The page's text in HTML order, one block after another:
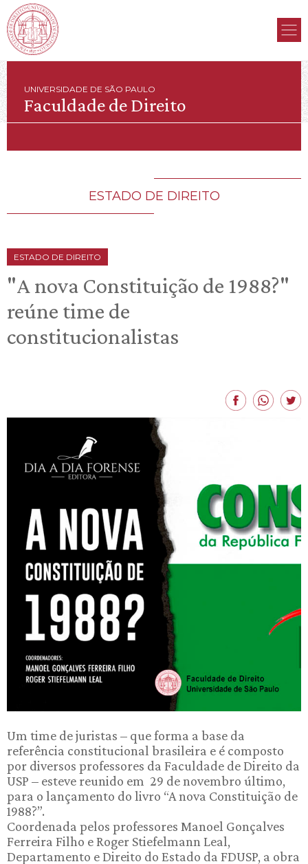
UNIVERSIDADE DE SÃO PAULO
Faculdade de Direito
ESTADO DE DIREITO
ESTADO DE DIREITO
"A nova Constituição de 1988?"
reúne time de
constitucionalistas
Um time de juristas – que forma a base da
referência constitucional brasileira e é composto
por diversos professores da Faculdade de Direito da
USP – esteve reunido em 29 de novembro último,
para o lançamento do livro “A nova Constituição de
1988?”.
Coordenada pelos professores Manoel Gonçalves
Ferreira Filho e Roger Stiefelmann Leal,
Departamento e Direito do Estado da FDUSP, a obra